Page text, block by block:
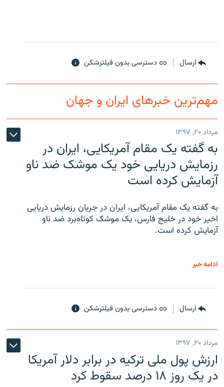
ارسال دسترسی بدون فیلترشکن
مهم‌ترین خبرهای ایران و جهان
مرداد ۲۰, ۱۳۹۷
به گفته یک مقام آمریکایی، ایران در
رزمایش دریایی خود یک موشک ضد ناو
آزمایش کرده است
به گفته یک مقام آمریکایی، ایران در جریان رزمایش دریایی
اخیر خود در خلیج فارس، یک موشک کوتاه‌برد ضد ناو
آزمایش کرده است.
ادامه خبر
ارسال دسترسی بدون فیلترشکن
مرداد ۲۰, ۱۳۹۷
ارزش پول ملی ترکیه در برابر دلار آمریکا
در یک روز ۱۸ درصد سقوط کرد